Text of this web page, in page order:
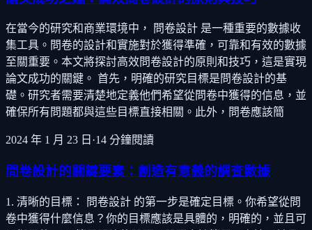
在當今的研究和商業環境中， 問卷設計 是一種重要的數據收
集工具。問卷的設計和實施對於獲得準確，可靠和有效的數據
至關重要。本文將探討高效問卷設計的原則和技巧，這是實現
論文成功的關鍵。 首先，明確的研究目標是問卷設計的基
礎。研究者需要清楚地定義他們希望從問卷中獲得的信息，並
確保所有問題都與這些目標直接相關。此外，問卷應該簡
2024 年 1 月 23 日 ·14 分鐘閱讀
問卷設計的關鍵要素：創造有意義的調查數據
1. 清晰的目標： 問卷設計 的第一步是確定目標。你希望從問
卷中獲得什麼信息？你的目標應該是具體的，明確的，並且可